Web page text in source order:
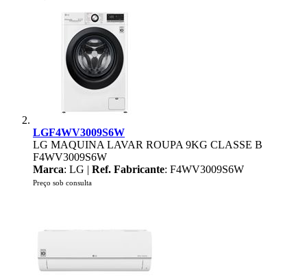
LGF4WV3009S6W
LG MAQUINA LAVAR ROUPA 9KG CLASSE B
F4WV3009S6W
Marca: LG | Ref. Fabricante: F4WV3009S6W
Preço sob consulta